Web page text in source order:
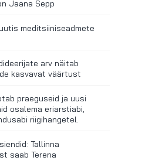
Jaana Sepp
meditsiiniseadmete
arv näitab
kasvavat väärtust
praeguseid ja uusi
osalema eriarstiabi,
riigihangetel.
Tallinna
saab Terena